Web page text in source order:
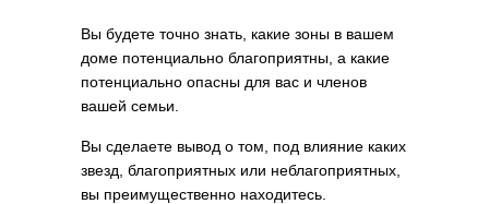
Вы будете точно знать, какие зоны в вашем
доме потенциально благоприятны, а какие
потенциально опасны для вас и членов
вашей семьи.
Вы сделаете вывод о том, под влияние каких
звезд, благоприятных или неблагоприятных,
вы преимущественно находитесь.